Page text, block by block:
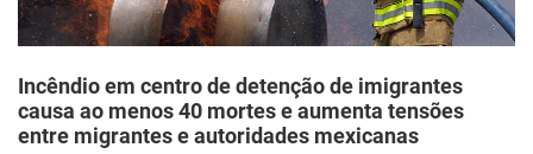
Incêndio em centro de detenção de imigrantes
causa ao menos 40 mortes e aumenta tensões
entre migrantes e autoridades mexicanas